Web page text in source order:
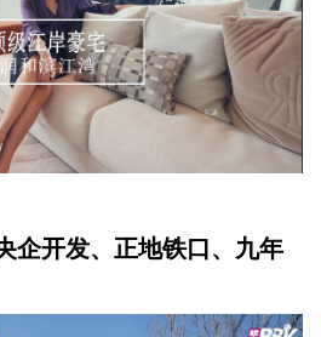
企开发、正地铁口、九年